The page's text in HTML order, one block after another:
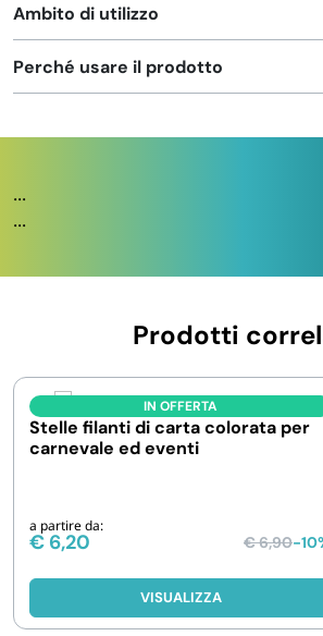
Ambito di utilizzo
Perché usare il prodotto
...
...
Prodotti
IN OFFERTA
Stelle filanti di carta colorata per
carnevale ed eventi
a partire da:
€ 6,20 €6,90-
VISUALIZZA